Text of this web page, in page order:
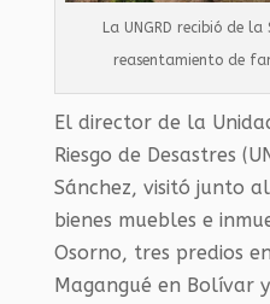
La UNGRD recibió de
reasentamiento de
El director de la
Riesgo de Desastres
Sánchez, visitó junto
bienes muebles e
Osorno, tres predios
Magangué en Bolívar